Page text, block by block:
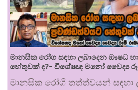
මානසික රෝග සඳහා ලබාදෙන ඖෂධ
හේතුවක් ද?- විශේෂඥ මනෝ වෛද්‍ය
මානසික රෝගී තත්ත්වයන් සඳහා